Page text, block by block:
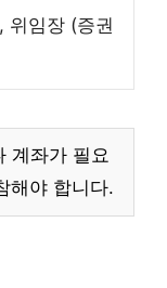
위임장 (증권
계좌가 필요
해야 합니다.